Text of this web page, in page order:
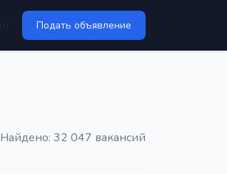
Подать объявление
Найдено: 32 047 вакансий